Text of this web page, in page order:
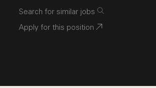
Search for similar jobs
Apply for this position